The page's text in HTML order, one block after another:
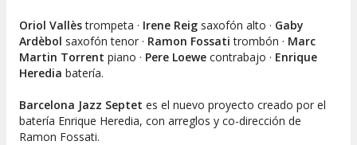
Oriol Vallèstrompeta · Irene Reig saxofón alto · Gaby
Ardèbol saxofón tenor · Ramon Fossatitrombón · Marc
Martin Torrent piano · Pere Loewe contrabajo · Enrique
Heredia batería.
Barcelona Jazz Septet es el nuevo proyecto creado por el
batería Enrique Heredia, con arreglos y co-dirección de
Ramon Fossati.